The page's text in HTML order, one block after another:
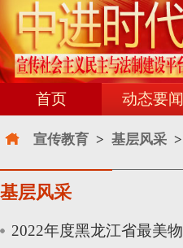
首页 动态要闻
宣传教育 > 基层风采 >
基层风采
2022年度黑龙江省最美